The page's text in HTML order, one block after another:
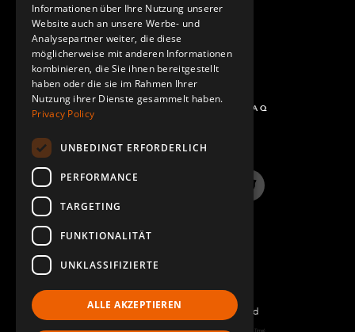
FRAGEN UND ANTWORTEN - FAQ
InstagramTwitter
©2022 FlexQube – All rights reserved
Page generated: Fri Aug 07 2026 08:19:26 GMT+0000 (Coordinated Universal Time)
Informationen über Ihre Nutzung unserer
Website auch an unsere Werbe- und
Analysepartner weiter, die diese
möglicherweise mit anderen Informationen
kombinieren, die Sie ihnen bereitgestellt
haben oder die sie im Rahmen Ihrer
Nutzung ihrer Dienste gesammelt haben.
Privacy Policy
UNBEDINGT ERFORDERLICH
PERFORMANCE
TARGETING
FUNKTIONALITÄT
UNKLASSIFIZIERTE
ALLE AKZEPTIEREN